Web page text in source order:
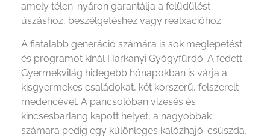
amely télen-nyáron garantálja a felüdülést
úszáshoz, beszélgetéshez vagy realxációhoz.
A fiatalabb generáció számára is sok meglepetést
és programot kínál Harkányi Gyógyfürdő. A fedett
Gyermekvilág hidegebb hónapokban is várja a
kisgyermekes családokat, két korszerű, felszerelt
medencével. A pancsolóban vízesés és
kincsesbarlang kapott helyet, a nagyobbak
számára pedig egy különleges kalózhajó-csúszda,